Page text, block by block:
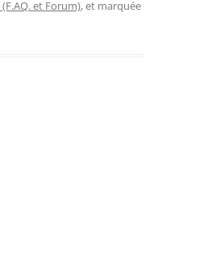
(F.AQ. et Forum), et marquée